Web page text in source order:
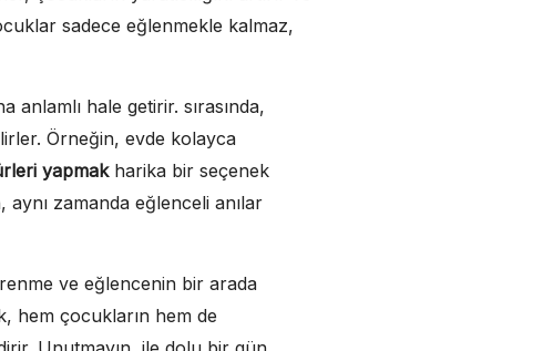
sadece eğlenmekle kalmaz,
anlamlı hale getirir. sırasında,
Örneğin, evde kolayca
yapmakharika bir seçenek
zamanda eğlenceli anılar
ve eğlencenin bir arada
hem çocukların hem de